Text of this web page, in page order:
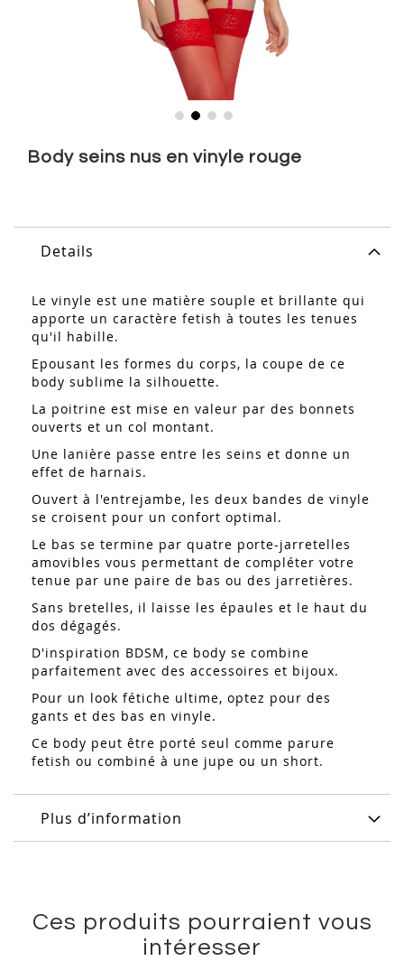
the
images
gallery
Body seins nus en vinyle rouge
Details
Le vinyle est une matière souple et brillante qui
apporte un caractère fetish à toutes les tenues
qu'il habille.
Epousant les formes du corps, la coupe de ce
body sublime la silhouette.
La poitrine est mise en valeur par des bonnets
ouverts et un col montant.
Une lanière passe entre les seins et donne un
effet de harnais.
Ouvert à l'entrejambe, les deux bandes de vinyle
se croisent pour un confort optimal.
Le bas se termine par quatre porte-jarretelles
amovibles vous permettant de compléter votre
tenue par une paire de bas ou des jarretières.
Sans bretelles, il laisse les épaules et le haut du
dos dégagés.
D'inspiration BDSM, ce body se combine
parfaitement avec des accessoires et bijoux.
Pour un look fétiche ultime, optez pour des
gants et des bas en vinyle.
Ce body peut être porté seul comme parure
fetish ou combiné à une jupe ou un short.
Plus d’information
Ces produits pourraient vous
intéresser